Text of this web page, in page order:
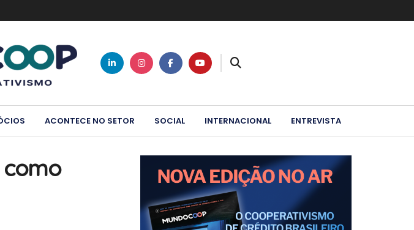
ACONTECE NO SETOR SOCIAL INTERNACIONAL ENTREVISTA
como